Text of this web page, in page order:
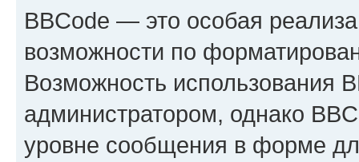
BBCode — это особая
возможности по
Возможность использования
администратором, однако
уровне сообщения в форме